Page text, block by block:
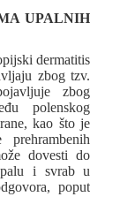
UPALNIH
dermatitis
zbog tzv.
zbog
polenskog
kao što je
dovesti do
i svrab u
poput